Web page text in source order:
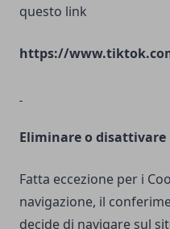
questo link
https://
Eliminare o disattivare
Fatta eccezione per i
navigazione, il
decide di navigare sul